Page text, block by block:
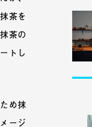
茶を
茶の
トし
め抹
ージ